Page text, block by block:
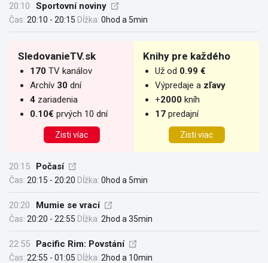
20:10 Sportovní noviny
Čas: 20:10 - 20:15 Dĺžka: 0hod a 5min
SledovanieTV.sk
170 TV kanálov
Archív 30 dní
4 zariadenia
0.10€ prvých 10 dní
Zisti víac
Knihy pre každého
Už od 0.99 €
Výpredaje a zľavy
+2000 kníh
17 predajní
Zisti viac
20:15 Počasí
Čas: 20:15 - 20:20 Dĺžka: 0hod a 5min
20:20 Mumie se vrací
Čas: 20:20 - 22:55 Dĺžka: 2hod a 35min
22:55 Pacific Rim: Povstání
Čas: 22:55 - 01:05 Dĺžka: 2hod a 10min